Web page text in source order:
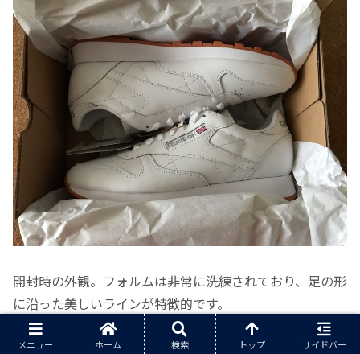
開封時の外観。フォルムは非常に洗練されており、足の形
に沿った美しいラインが特徴的です。
メニュー ホーム 検索 トップ サイドバー